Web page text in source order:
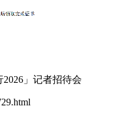
」记者招待会